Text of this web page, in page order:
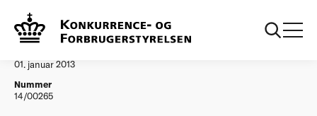
Vandtilsyn
01. januar 2013
Nummer
14/00265